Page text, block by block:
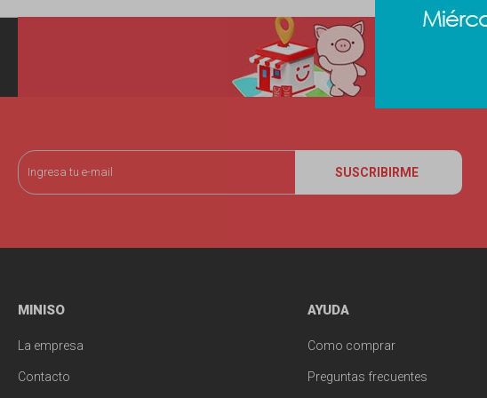
SUSCRIBIRME
MINISO
La empresa
Contacto
AYUDA
Como comprar
Preguntas frecuentes